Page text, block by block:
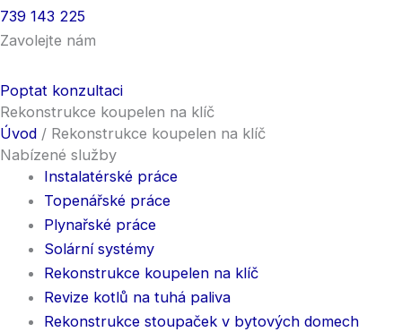
739 143 225
Zavolejte nám
Poptat konzultaci
Rekonstrukce koupelen na klíč
Úvod / Rekonstrukce koupelen na klíč
Nabízené služby
Instalatérské práce
Topenářské práce
Plynařské práce
Solární systémy
Rekonstrukce koupelen na klíč
Revize kotlů na tuhá paliva
Rekonstrukce stoupaček v bytových domech